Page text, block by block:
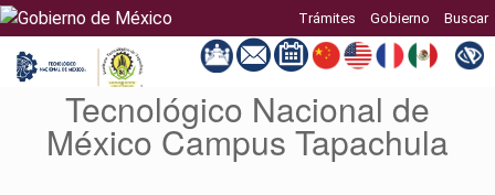
Trámites Gobierno Buscar
contenido
Tecnológico Nacional de
México Campus Tapachula